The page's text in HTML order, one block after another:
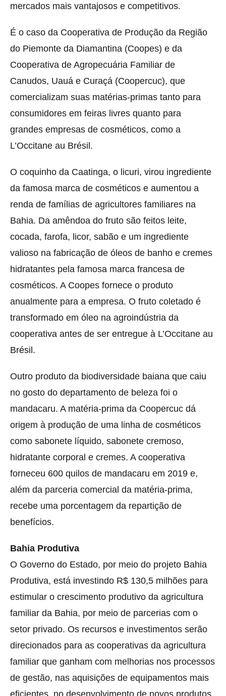
mercados mais vantajosos e competitivos.
É o caso da Cooperativa de Produção da Região
do Piemonte da Diamantina (Coopes) e da
Cooperativa de Agropecuária Familiar de
Canudos, Uauá e Curaçá (Coopercuc), que
comercializam suas matérias-primas tanto para
consumidores em feiras livres quanto para
grandes empresas de cosméticos, como a
L’Occitane au Brésil.
O coquinho da Caatinga, o licuri, virou ingrediente
da famosa marca de cosméticos e aumentou a
renda de famílias de agricultores familiares na
Bahia. Da amêndoa do fruto são feitos leite,
cocada, farofa, licor, sabão e um ingrediente
valioso na fabricação de óleos de banho e cremes
hidratantes pela famosa marca francesa de
cosméticos. A Coopes fornece o produto
anualmente para a empresa. O fruto coletado é
transformado em óleo na agroindústria da
cooperativa antes de ser entregue à L’Occitane au
Brésil.
Outro produto da biodiversidade baiana que caiu
no gosto do departamento de beleza foi o
mandacaru. A matéria-prima da Coopercuc dá
origem à produção de uma linha de cosméticos
como sabonete líquido, sabonete cremoso,
hidratante corporal e cremes. A cooperativa
forneceu 600 quilos de mandacaru em 2019 e,
além da parceria comercial da matéria-prima,
recebe uma porcentagem da repartição de
benefícios.
Bahia Produtiva
O Governo do Estado, por meio do projeto Bahia
Produtiva, está investindo R$ 130,5 milhões para
estimular o crescimento produtivo da agricultura
familiar da Bahia, por meio de parcerias com o
setor privado. Os recursos e investimentos serão
direcionados para as cooperativas da agricultura
familiar que ganham com melhorias nos processos
de gestão, nas aquisições de equipamentos mais
eficientes, no desenvolvimento de novos produtos,